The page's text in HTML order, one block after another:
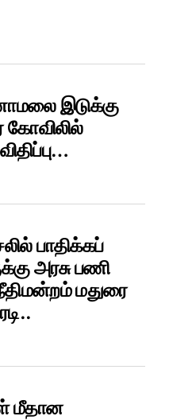
இடுக்கு
கோவிலில்
பாதிக்கப்
அரசு பணி
மதுரை
மீதான